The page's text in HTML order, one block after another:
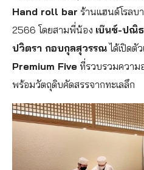
Hand roll bar ร้านแฮนด์โรลบ
2566 โดยสามพี่น้อง เบ๊นซ์-ปณิ
ปวิตรา กอบกุลสุวรรณได้เปิดตั
Premium Five ที่รวบรวมความ
พร้อมวัตถุดิบคัดสรรจากทะเลลึก